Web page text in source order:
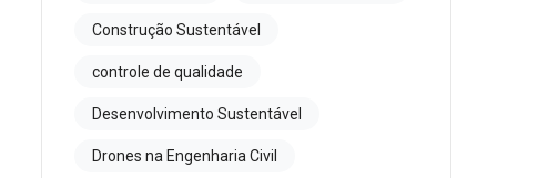
Construção Sustentável
controle de qualidade
Desenvolvimento Sustentável
Drones na Engenharia Civil